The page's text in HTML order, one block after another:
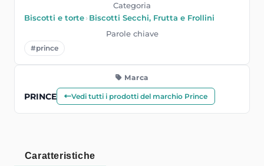
Categoria
Biscotti e torte›Biscotti Secchi, Frutta e Frollini
Parole chiave
#prince
Marca
PRINCE Vedi tutti i prodotti del marchio Prince
Caratteristiche